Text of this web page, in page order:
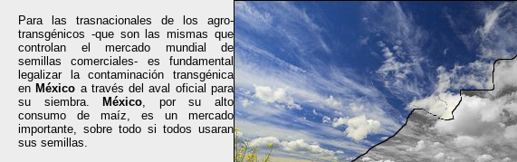
Para las trasnacionales de los agro-
transgénicos -que son las mismas que
controlan el mercado mundial de
semillas comerciales- es fundamental
legalizar la contaminación transgénica
en México a través del aval oficial para
su siembra.
México, por su alto
consumo de maíz, es un mercado
importante, sobre todo si todos usaran
sus semillas.